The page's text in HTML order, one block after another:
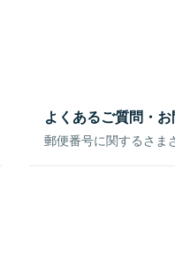
よくあるご質問・
郵便番号に関するさま